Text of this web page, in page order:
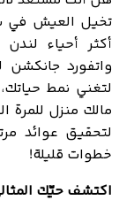
تخيل العيش في
أكثر أحياء
واتفورد
لتغني نمط
مالك منزل للمرة
لتحقيق عوائد
خطوات قليلة!
اكتشف حيّك